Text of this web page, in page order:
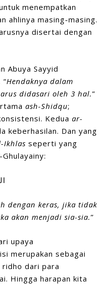
menempatkan
ahlinya masing-masing.
disertai dengan
Abuya Sayyid
Hendaknya dalam
didasari oleh 3 hal.”
ash-Shidqu;
Keduaar-
keberhasilan. Dan yang
Ikhlas seperti yang
dengan keras, jika tidak
akan menjadi sia-sia.”
upaya
merupakan sebagai
dari para
Hingga harapan kita